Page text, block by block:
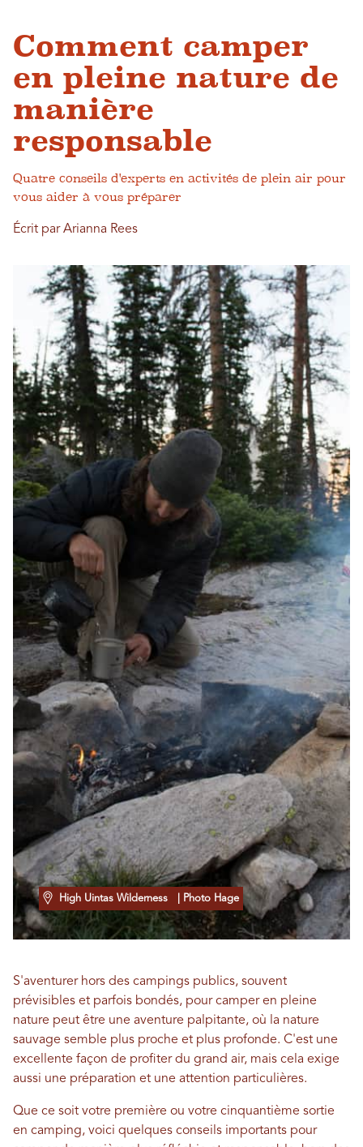
Comment camper
en pleine nature de
manière
responsable
Quatre conseils d'experts en activités de plein air pour
vous aider à vous préparer
Écrit par Arianna Rees
High Uintas Wilderness | Photo Hage
S'aventurer hors des campings publics, souvent
prévisibles et parfois bondés, pour camper en pleine
nature peut être une aventure palpitante, où la nature
sauvage semble plus proche et plus profonde. C'est une
excellente façon de profiter du grand air, mais cela exige
aussi une préparation et une attention particulières.
Que ce soit votre première ou votre cinquantième sortie
en camping, voici quelques conseils importants pour